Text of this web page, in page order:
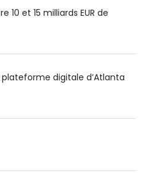
10 et 15 milliards EUR de
digitale d’Atlanta